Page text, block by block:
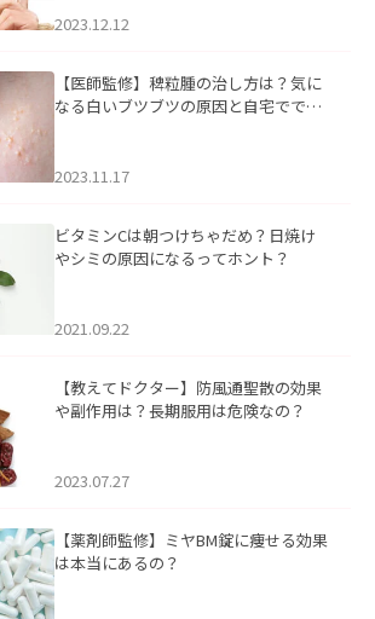
2023.12.12
【医師監修】稗粒腫の治し方は？気に
なる白いブツブツの原因と自宅ででき
2023.11.17
ビタミンCは朝つけちゃだめ？日焼け
やシミの原因になるってホント？
2021.09.22
【教えてドクター】防風通聖散の効果
や副作用は？長期服用は危険なの？
2023.07.27
【薬剤師監修】ミヤBM錠に痩せる効果
は本当にあるの？